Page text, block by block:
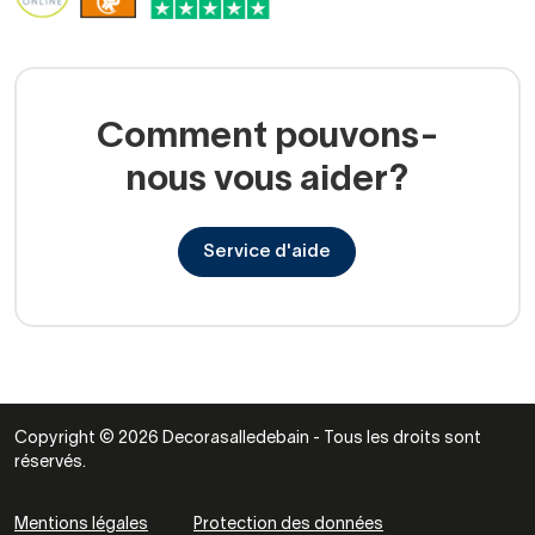
Matériaux durables et résistants /
Materiales resistentes y
Bois traité pour l’humidité
Comment pouvons-
nous vous aider?
Service d'aide
Copyright © 2026 Decorasalledebain - Tous les droits sont
réservés.
Mentions légales Protection des données